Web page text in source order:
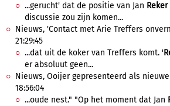
...gerucht' dat de positie van Jan Reker
discussie zou zijn komen...
Nieuws, 'Contact met Arie Treffers
21:29:45
...dat uit de koker van Treffers komt. '
er absoluut geen...
Nieuws, Ooijer gepresenteerd als
18:56:04
...oude nest." "Op het moment dat Jan